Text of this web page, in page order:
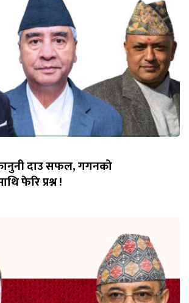
दाउ सफल, गगनको
फेरि प्रश्न !